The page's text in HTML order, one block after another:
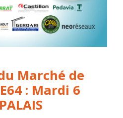
Marché de
: Mardi 6